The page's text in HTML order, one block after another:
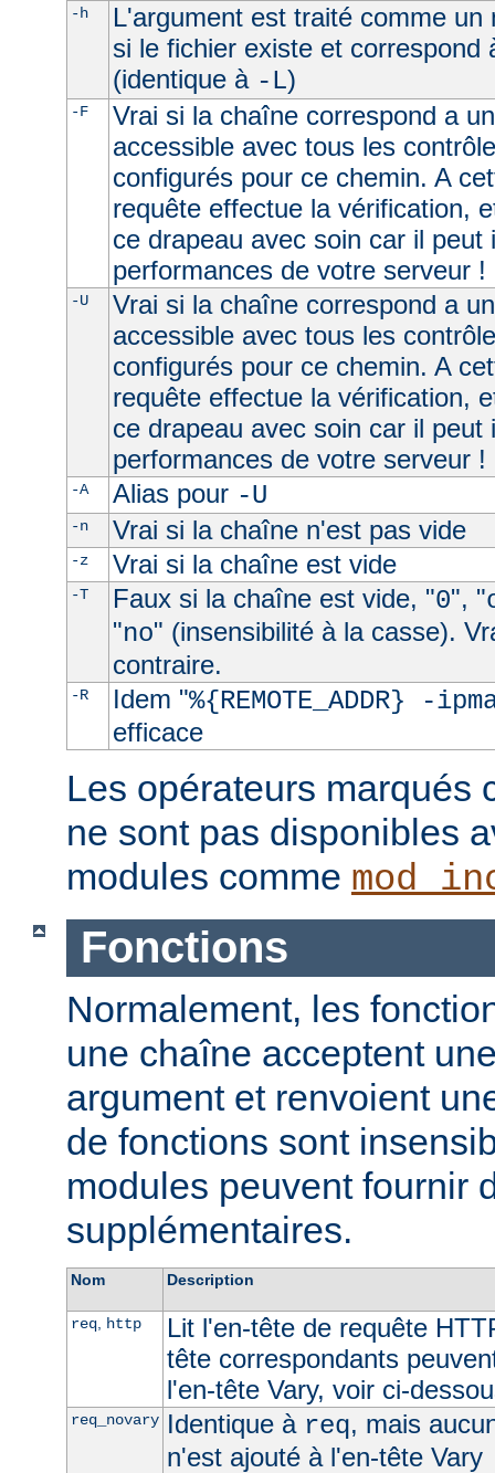
-h
L'argument est traité comme un
si le fichier existe et correspond
(identique à -L)
-F
Vrai si la chaîne correspond a
accessible avec tous les
configurés pour ce chemin. A
requête effectue la vérification,
ce drapeau avec soin car il peut
performances de votre serveur !
-U
Vrai si la chaîne correspond a
accessible avec tous les
configurés pour ce chemin. A
requête effectue la vérification,
ce drapeau avec soin car il peut
performances de votre serveur !
-A Alias pour -U
-n Vrai si la chaîne n'est pas vide
-z Vrai si la chaîne est vide
-T Faux si la chaîne est vide, "0", "
"no" (insensibilité à la casse).
contraire.
-R Idem "%{REMOTE_ADDR} -
efficace
Les opérateurs marqués
ne sont pas disponibles
modules comme
Fonctions
Normalement, les
une chaîne acceptent
argument et renvoient
de fonctions sont
modules peuvent fournir
supplémentaires.
Nom Description
req, http
Lit l'en-tête de requête
tête correspondants
l'en-tête Vary, voir ci-
req_novary Identique à req, mais
n'est ajouté à l'en-tête Vary